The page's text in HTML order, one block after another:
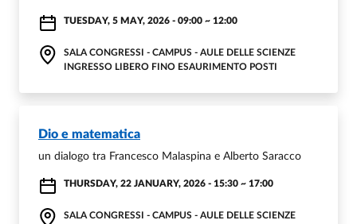
TUESDAY, 5 MAY, 2026 - 09:00 ~ 12:00
SALA CONGRESSI - CAMPUS - AULE DELLE SCIENZE
INGRESSO LIBERO FINO ESAURIMENTO POSTI
Dio e matematica
un dialogo tra Francesco Malaspina e Alberto Saracco
THURSDAY, 22 JANUARY, 2026 - 15:30 ~ 17:00
SALA CONGRESSI - CAMPUS - AULE DELLE SCIENZE